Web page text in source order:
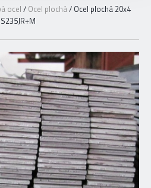
ocel / Ocel plochá/ Ocel plochá 20x4
S235JR+M